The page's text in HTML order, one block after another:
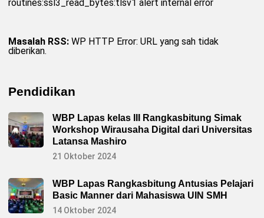
routines:ssl3_read_bytes:tlsv1 alert internal error
Masalah RSS: WP HTTP Error: URL yang sah tidak
diberikan.
Pendidikan
WBP Lapas kelas III Rangkasbitung Simak
Workshop Wirausaha Digital dari Universitas
Latansa Mashiro
21 Oktober 2024
WBP Lapas Rangkasbitung Antusias Pelajari
Basic Manner dari Mahasiswa UIN SMH
14 Oktober 2024